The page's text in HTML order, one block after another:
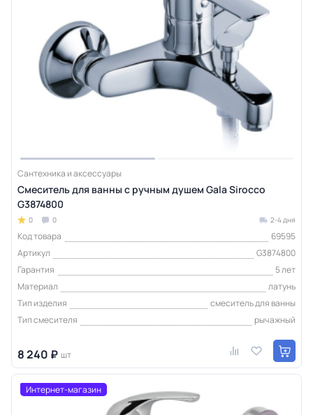
Сантехника и аксессуары
Смеситель для ванны с ручным душем Gala Sirocco
G3874800
0 0 2-4 дня
Код товара
69595
Артикул
G3874800
Гарантия
5 лет
Материал
латунь
Тип изделия
смеситель для ванны
Тип смесителя
рычажный
8 240 ₽ шт
Интернет-магазин